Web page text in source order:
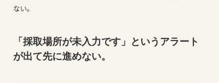
ない。
「採取場所が未入力です」というアラート
が出て先に進めない。